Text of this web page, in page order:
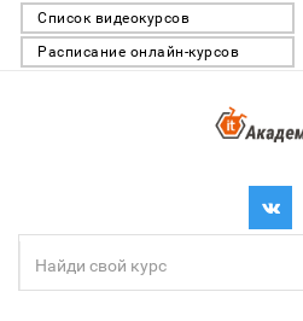
Список видеокурсов
Расписание онлайн-курсов